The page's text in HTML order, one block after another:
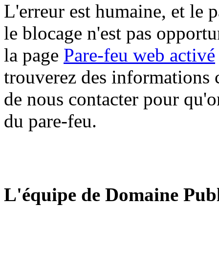
L'erreur est humaine, et le
le blocage n'est pas
la page Pare-feu web activé
trouverez des informations
de nous contacter pour
du pare-feu.
L'équipe de Domaine